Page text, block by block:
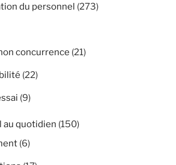
du personnel (273)
concurrence (21)
(22)
(9)
au quotidien (150)
(6)